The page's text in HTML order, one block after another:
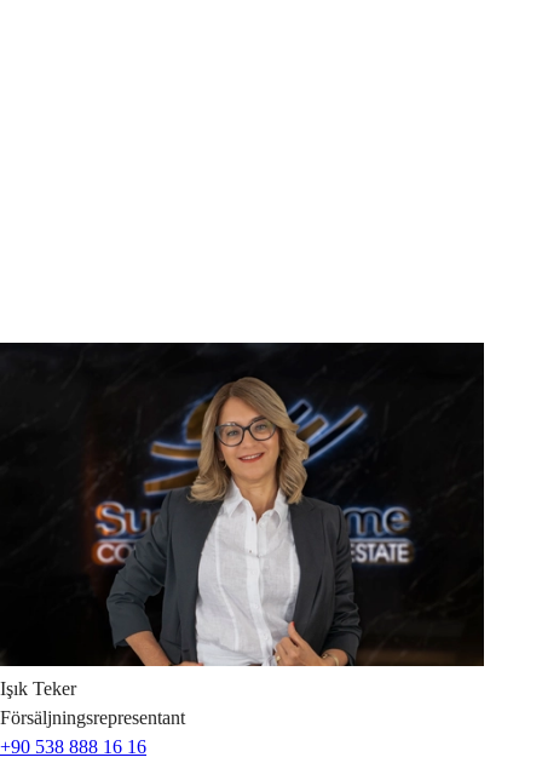
Işık Teker
Försäljningsrepresentant
+90 538 888 16 16